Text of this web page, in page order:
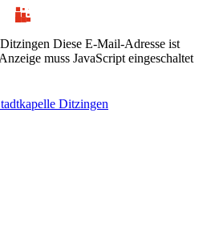
Diese E-Mail-Adresse ist
muss JavaScript eingeschaltet